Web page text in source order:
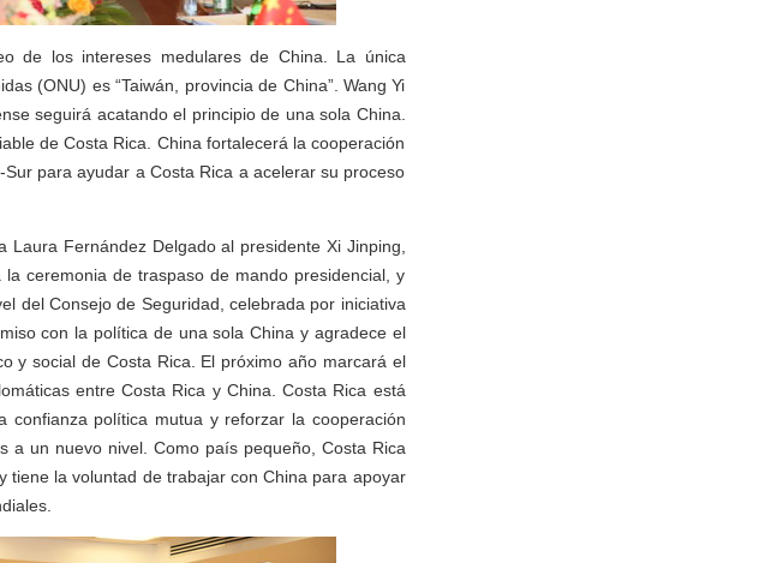
de los intereses medulares de China. La única
(ONU) es “Taiwán, provincia de China”. Wang Yi
seguirá acatando el principio de una sola China.
de Costa Rica. China fortalecerá la cooperación
para ayudar a Costa Rica a acelerar su proceso
Fernández Delgado al presidente Xi Jinping,
ceremonia de traspaso de mando presidencial, y
del Consejo de Seguridad, celebrada por iniciativa
con la política de una sola China y agradece el
y social de Costa Rica. El próximo año marcará el
entre Costa Rica y China. Costa Rica está
confianza política mutua y reforzar la cooperación
a un nuevo nivel. Como país pequeño, Costa Rica
tiene la voluntad de trabajar con China para apoyar